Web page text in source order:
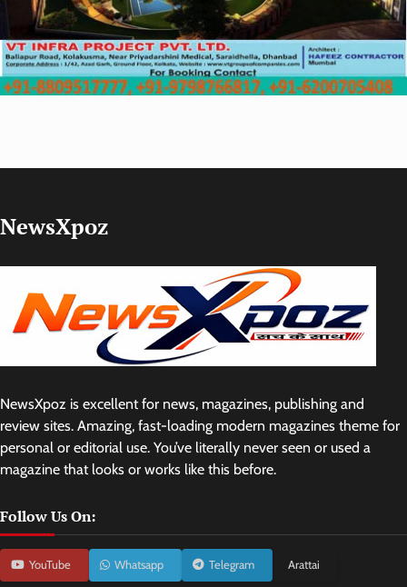
NewsXpoz
NewsXpoz is excellent for news, magazines, publishing and
review sites. Amazing, fast-loading modern magazines theme for
personal or editorial use. You’ve literally never seen or used a
magazine that looks or works like this before.
Follow Us On:
YouTube Whatsapp Telegram Arattai